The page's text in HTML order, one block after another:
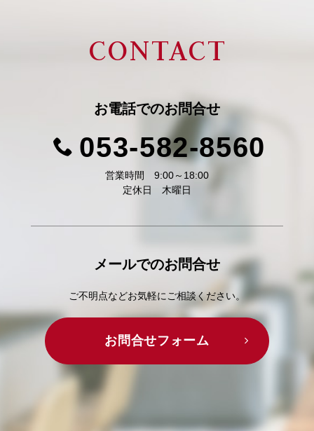
CONTACT
お電話でのお問合せ
053-582-8560
営業時間 9:00～18:00
定休日 木曜日
メールでのお問合せ
ご不明点などお気軽にご相談ください。
お問合せフォーム